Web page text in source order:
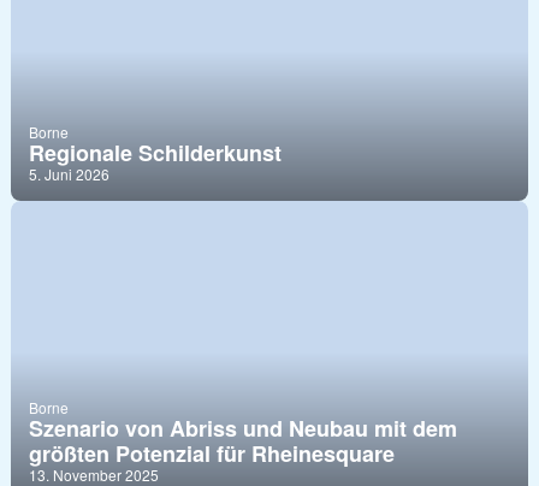
Borne
Regionale Schilderkunst
5. Juni 2026
Borne
Szenario von Abriss und Neubau mit dem
größten Potenzial für Rheinesquare
13. November 2025